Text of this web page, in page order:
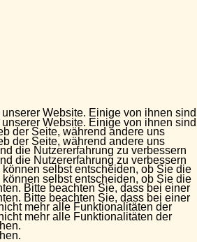
Website. Einige von ihnen sind
der Seite, während andere uns
die Nutzererfahrung zu verbessern
selbst entscheiden, ob Sie die
Bitte beachten Sie, dass bei einer
mehr alle Funktionalitäten der
Website. Einige von ihnen sind
der Seite, während andere uns
die Nutzererfahrung zu verbessern
selbst entscheiden, ob Sie die
Bitte beachten Sie, dass bei einer
mehr alle Funktionalitäten der